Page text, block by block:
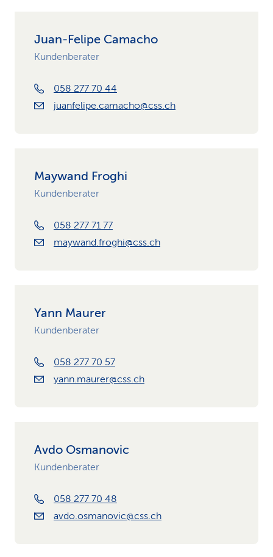
Juan-Felipe Camacho
Kundenberater
058 277 70 44
juanfelipe.camacho@css.ch
Maywand Froghi
Kundenberater
058 277 71 77
maywand.froghi@css.ch
Yann Maurer
Kundenberater
058 277 70 57
yann.maurer@css.ch
Avdo Osmanovic
Kundenberater
058 277 70 48
avdo.osmanovic@css.ch